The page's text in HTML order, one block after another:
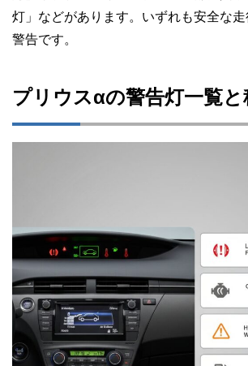
灯」などがあります。いずれも安全な
警告です。
プリウスαの警告灯一覧